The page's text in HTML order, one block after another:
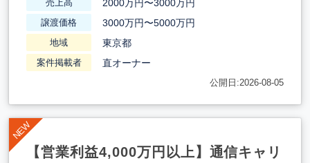
売上高 2000万円〜3000万円
譲渡価格 3000万円〜5000万円
地域 東京都
案件掲載者 直オーナー
公開日:2026-08-05
【営業利益4,000万円以上】通信キャリ